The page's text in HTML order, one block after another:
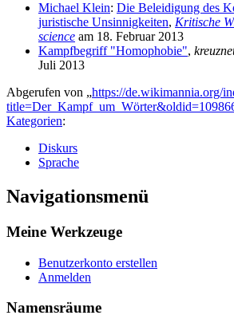
Michael Klein: Die Beleidigung des
juristische Unsinnigkeiten, Kritische
science am 18. Februar 2013
Kampfbegriff "Homophobie",
Juli 2013
Abgerufen von „https://de.wikimannia.org/
Kategorien:
Diskurs
Sprache
Navigationsmenü
Meine Werkzeuge
Benutzerkonto erstellen
Anmelden
Namensräume